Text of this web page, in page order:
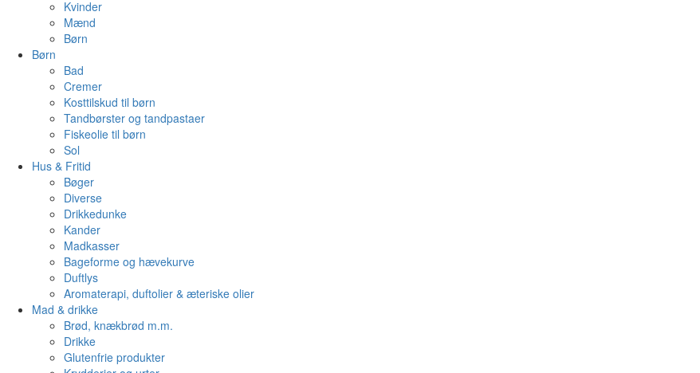
Kvinder
Mænd
Børn
Børn
Bad
Cremer
Kosttilskud til børn
Tandbørster og tandpastaer
Fiskeolie til børn
Sol
Hus & Fritid
Bøger
Diverse
Drikkedunke
Kander
Madkasser
Bageforme og hævekurve
Duftlys
Aromaterapi, duftolier & æteriske olier
Mad & drikke
Brød, knækbrød m.m.
Drikke
Glutenfrie produkter